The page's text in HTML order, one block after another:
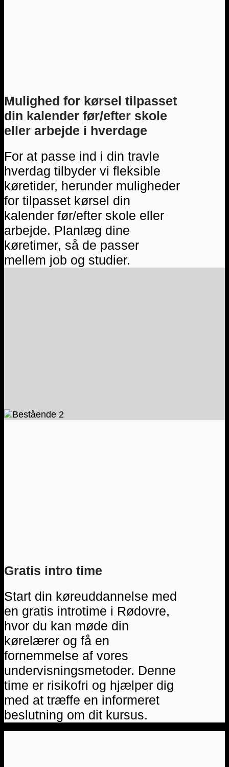
Mulighed for kørsel tilpasset
din kalender før/efter skole
eller arbejde i hverdage
For at passe ind i din travle
hverdag tilbyder vi fleksible
køretider, herunder muligheder
for tilpasset kørsel din
kalender før/efter skole eller
arbejde. Planlæg dine
køretimer, så de passer
mellem job og studier.
Gratis intro time
Start din køreuddannelse med
en gratis introtime i Rødovre,
hvor du kan møde din
kørelærer og få en
fornemmelse af vores
undervisningsmetoder. Denne
time er risikofri og hjælper dig
med at træffe en informeret
beslutning om dit kursus.